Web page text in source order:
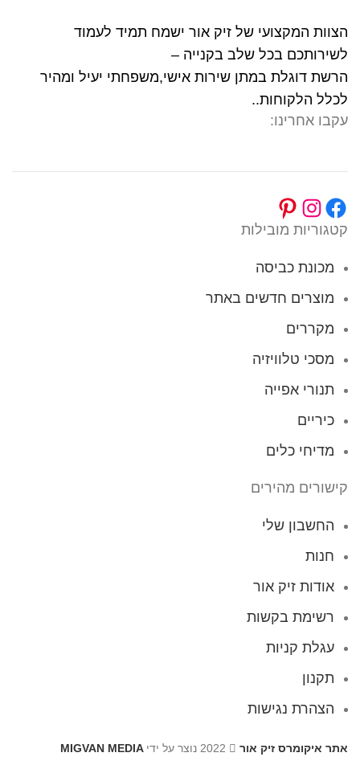
הצוות המקצועי של זיק אור ישמח תמיד לעמוד
לשירותכם בכל שלב בקנייה –
הרשת דוגלת במתן שירות אישי,משפחתי יעיל ומהיר
לכלל הלקוחות..
עקבו אחרינו:
קטגוריות מובילות
מכונת כביסה
מוצרים חדשים באתר
מקררים
מסכי טלוויזיה
תנורי אפייה
כיריים
מדיחי כלים
קישורים מהירים
החשבון שלי
חנות
אודות זיק אור
רשימת בקשות
עגלת קניות
תקנון
הצהרת נגישות
אתר איקומרס זיק אור
MIGVAN MEDIA